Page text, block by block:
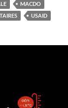
MACDO
USAID